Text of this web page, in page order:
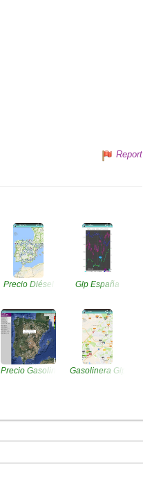
Report
Precio Diésel Glp España
Precio Gasolinera Gasolinera Glp